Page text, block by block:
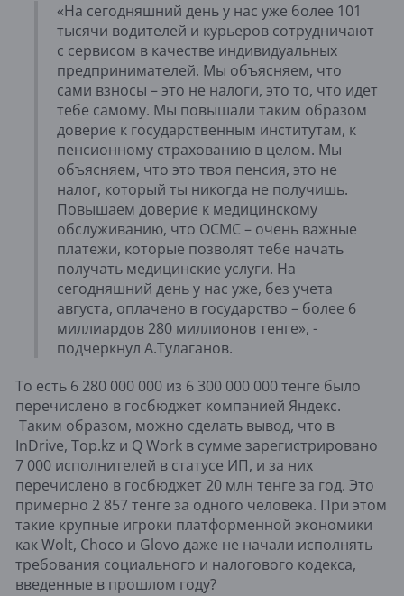
«На сегодняшний день у нас уже более 101
тысячи водителей и курьеров сотрудничают
с сервисом в качестве индивидуальных
предпринимателей. Мы объясняем, что
сами взносы – это не налоги, это то, что идет
тебе самому. Мы повышали таким образом
доверие к государственным институтам, к
пенсионному страхованию в целом. Мы
объясняем, что это твоя пенсия, это не
налог, который ты никогда не получишь.
Повышаем доверие к медицинскому
обслуживанию, что ОСМС – очень важные
платежи, которые позволят тебе начать
получать медицинские услуги. На
сегодняшний день у нас уже, без учета
августа, оплачено в государство – более 6
миллиардов 280 миллионов тенге», -
подчеркнул А.Тулаганов.
То есть 6 280 000 000 из 6 300 000 000 тенге было
перечислено в госбюджет компанией Яндекс.
Таким образом, можно сделать вывод, что в
InDrive, Top.kz и Q Work в сумме зарегистрировано
7 000 исполнителей в статусе ИП, и за них
перечислено в госбюджет 20 млн тенге за год. Это
примерно 2 857 тенге за одного человека. При этом
такие крупные игроки платформенной экономики
как Wolt, Choco и Glovo даже не начали исполнять
требования социального и налогового кодекса,
введенные в прошлом году?